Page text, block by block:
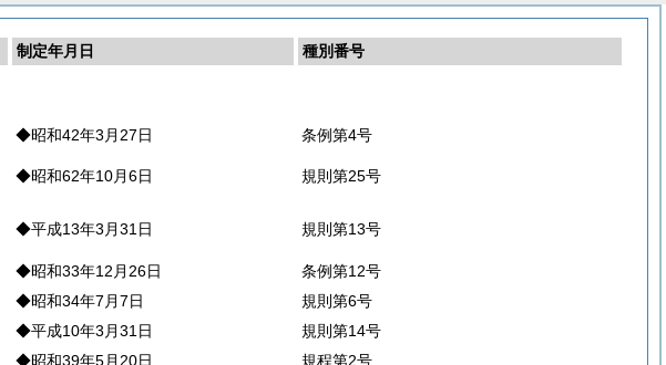
制定年月日
種別番号
◆昭和42年3月27日
条例第4号
◆昭和62年10月6日 規則第25号
◆平成13年3月31日 規則第13号
◆昭和33年12月26日
条例第12号
◆昭和34年7月7日
規則第6号
◆平成10年3月31日
規則第14号
◆昭和39年5月20日
規程第2号